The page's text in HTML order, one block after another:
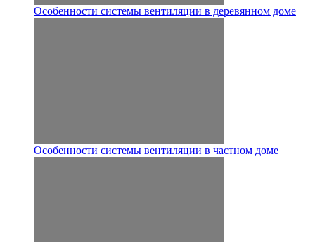
Особенности системы вентиляции в деревянном доме
Особенности системы вентиляции в частном доме